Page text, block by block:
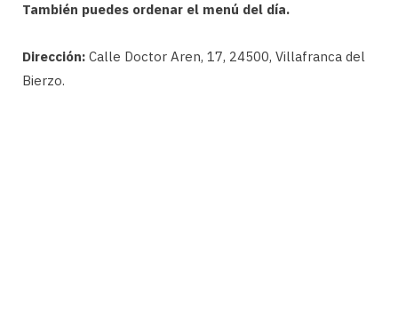
También puedes ordenar el menú del día.
Dirección: Calle Doctor Aren, 17, 24500, Villafranca del
Bierzo.